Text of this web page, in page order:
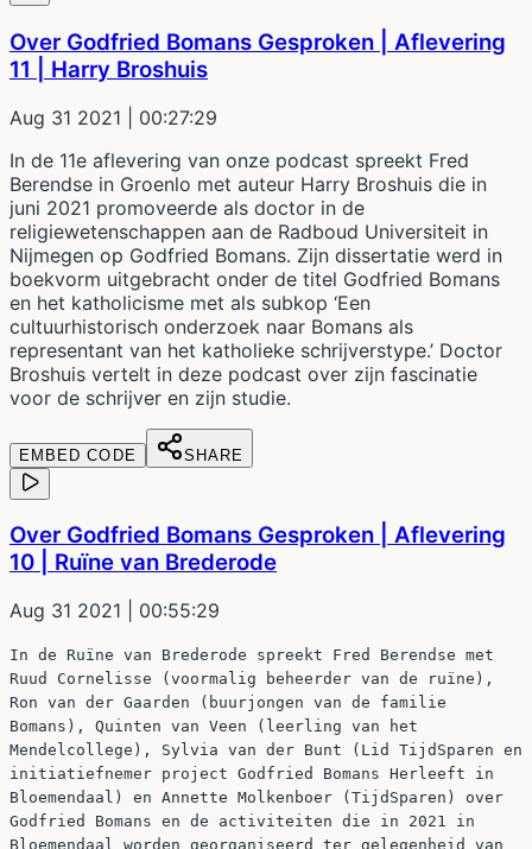
Over Godfried Bomans Gesproken | Aflevering
11 | Harry Broshuis
Aug 31 2021 | 00:27:29
In de 11e aflevering van onze podcast spreekt Fred
Berendse in Groenlo met auteur Harry Broshuis die in
juni 2021 promoveerde als doctor in de
religiewetenschappen aan de Radboud Universiteit in
Nijmegen op Godfried Bomans. Zijn dissertatie werd in
boekvorm uitgebracht onder de titel Godfried Bomans
en het katholicisme met als subkop ‘Een
cultuurhistorisch onderzoek naar Bomans als
representant van het katholieke schrijverstype.’ Doctor
Broshuis vertelt in deze podcast over zijn fascinatie
voor de schrijver en zijn studie.
EMBED CODE SHARE
Over Godfried Bomans Gesproken | Aflevering
10 | Ruïne van Brederode
Aug 31 2021 | 00:55:29
In de Ruïne van Brederode spreekt Fred Berendse met
Ruud Cornelisse (voormalig beheerder van de ruïne),
Ron van der Gaarden (buurjongen van de familie
Bomans), Quinten van Veen (leerling van het
Mendelcollege), Sylvia van der Bunt (Lid TijdSparen en
initiatiefnemer project Godfried Bomans Herleeft in
Bloemendaal) en Annette Molkenboer (TijdSparen) over
Godfried Bomans en de activiteiten die in 2021 in
Bloemendaal worden georganiseerd ter gelegenheid van